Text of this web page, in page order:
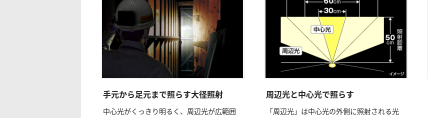
手元から足元まで照らす大径照射
中心光がくっきり明るく、周辺光が広範囲
周辺光と中心光で照らす
「周辺光」は中心光の外側に照射される光